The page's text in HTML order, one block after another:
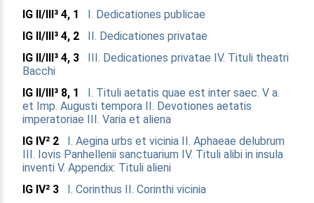
IG II/III³ 4, 1
I. Dedicationes publicae
IG II/III³ 4, 2
II. Dedicationes privatae
IG II/III³ 4, 3
III. Dedicationes privatae IV. Tituli theatri
Bacchi
IG II/III³ 8, 1
I. Tituli aetatis quae est inter saec. V a.
et Imp. Augusti tempora II. Devotiones aetatis
imperatoriae III. Varia et aliena
IG IV² 2
I. Aegina urbs et vicinia II. Aphaeae delubrum
III. Iovis Panhellenii sanctuarium IV. Tituli alibi in insula
inventi V. Appendix: Tituli alieni
IG IV² 3
I. Corinthus II. Corinthi vicinia